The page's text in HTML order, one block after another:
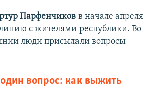
Парфенчиков в начале апреля
с жителями республики. Во
люди присылали вопросы
вопрос: как выжить